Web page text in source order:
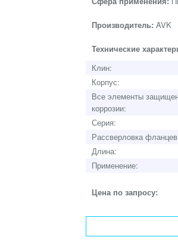
Производитель: AVK
Технические
Клин:
Корпус:
Все элементы
коррозии:
Серия:
Рассверловка
Длина:
Применение:
Цена по запросу: